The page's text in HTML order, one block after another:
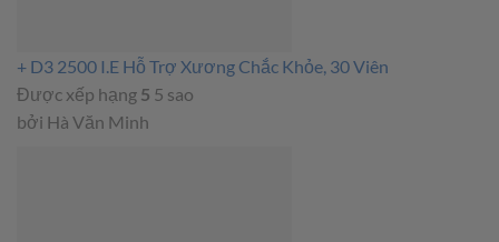
+ D3 2500 I.E Hỗ Trợ Xương Chắc Khỏe, 30 Viên
Được xếp hạng 5 5 sao
bởi Hà Văn Minh